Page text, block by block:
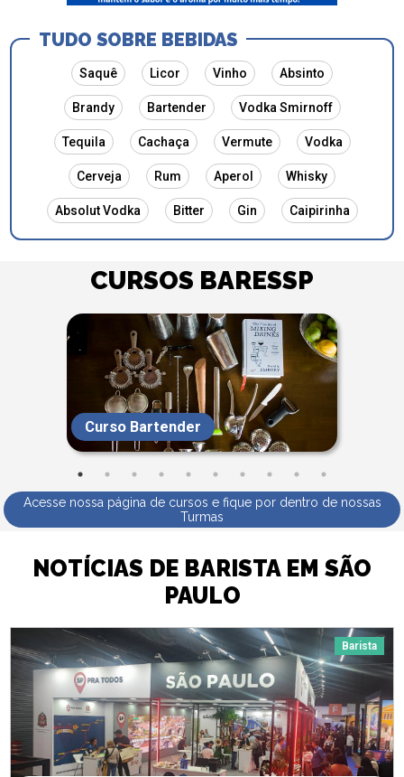
TUDO SOBRE BEBIDAS
Saquê Licor Vinho Absinto
Brandy Bartender Vodka Smirnoff
Tequila Cachaça Vermute Vodka
Cerveja Rum Aperol Whisky
Absolut Vodka Bitter Gin Caipirinha
CURSOS BARESSP
Curso Bartender
Acesse nossa página de cursos e fique por dentro de nossas
Turmas
NOTÍCIAS DE BARISTA EM SÃO
PAULO
Barista